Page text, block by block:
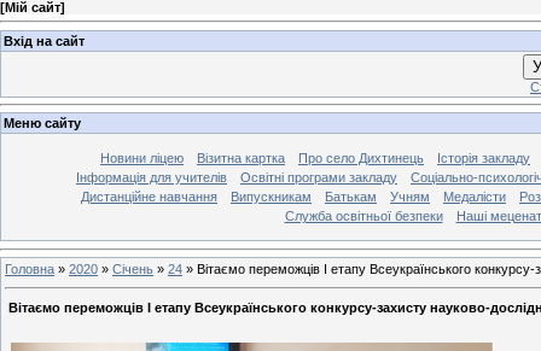
[Мій сайт]
Вхід на сайт
Меню сайту
Новини ліцею Візитна картка Про село Дихтинець
Історія закладу
Інформація для учителів
Освітні програми закладу
Соціально-
Дистанційне навчання
Випускникам Батькам Учням Медалісти
Служба освітньої безпеки
Наші
Головна » 2020 » Січень » 24 » Вітаємо переможців І етапу Всеукраїнського
Вітаємо переможців І етапу Всеукраїнського конкурсу-захисту науково-